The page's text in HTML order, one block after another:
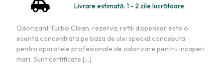
Livrare estimată: 1 - 2 zile lucrătoare
Odorizant Turbo Clean, rezerva, refill dispenser este o
esenta concentrata pe baza de ulei special conceputa
pentru aparatele profesionale de odorizare pentru incaperi
mari. Sunt certificate […]